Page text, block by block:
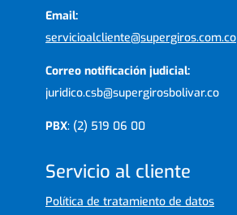
Email:
servicioalcliente@supergiros.com.co
Correo notificación judicial:
juridico.csb@supergirosbolivar.co
PBX: (2) 519 06 00
Servicio al cliente
Política de tratamiento de datos